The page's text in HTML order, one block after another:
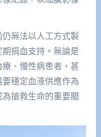
無法以人工方式製
捐血支持。無論是
、慢性病患者，甚
穩定血液供應作為
搶救生命的重要關